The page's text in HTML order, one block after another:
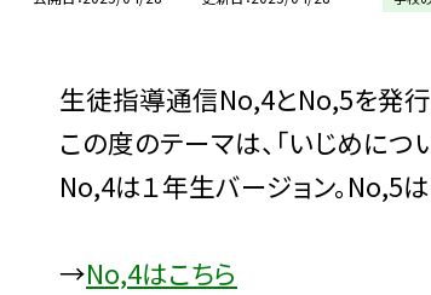
生徒指導通信No,4とNo,5を発行
この度のテーマは、「いじめについ
No,4は１年生バージョン。No,5
→No,4はこちら